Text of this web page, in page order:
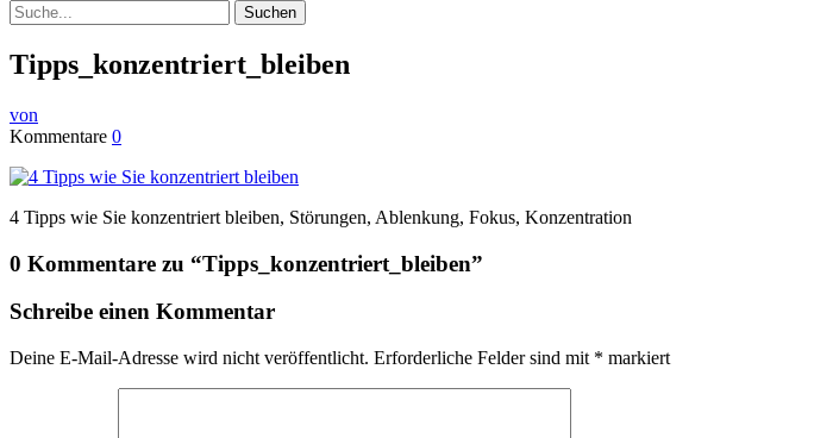
Suche
Tipps_konzentriert_bleiben
von
Kommentare 0
4 Tipps wie Sie konzentriert bleiben, Störungen, Ablenkung, Fokus, Konzentration
0 Kommentare zu “Tipps_konzentriert_bleiben”
Schreibe einen Kommentar
Deine E-Mail-Adresse wird nicht veröffentlicht. Erforderliche Felder sind mit * markiert